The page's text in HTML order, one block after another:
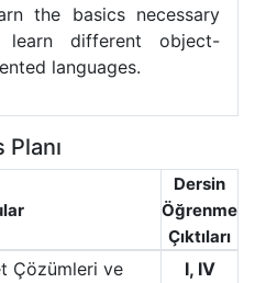
the basics necessary
different object-
languages.
Planı
Dersin
Öğrenme
Çıktıları
Çözümleri ve
I, IV